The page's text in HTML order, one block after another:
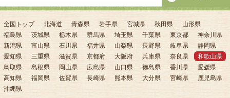
全国トップ 北海道 青森県 岩手県 宮城県 秋田県
山形県
福島県
茨城県 栃木県 群馬県 埼玉県 千葉県 東京都
神奈川県
新潟県
富山県 石川県 福井県 山梨県 長野県 岐阜県
静岡県
愛知県
三重県 滋賀県 京都府 大阪府 兵庫県 奈良県
和歌山県
鳥取県
島根県 岡山県 広島県 山口県 徳島県 香川県
愛媛県
高知県
福岡県 佐賀県 長崎県 熊本県 大分県 宮崎県
鹿児島県
沖縄県